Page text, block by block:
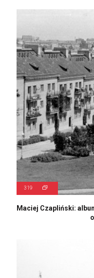
319
Maciej Czapliński: